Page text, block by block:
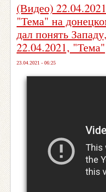
(Видео)
"Тема" на
дал понять
22.04.2021, "Тема"
23.04.2021 - 06:25